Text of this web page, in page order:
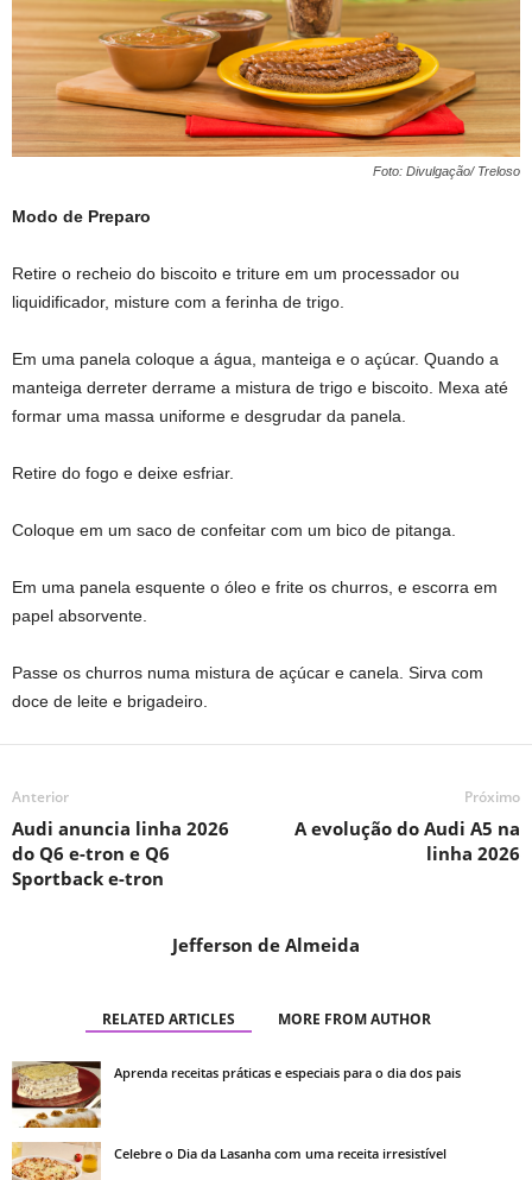
Foto: Divulgação/ Treloso
Modo de Preparo
Retire o recheio do biscoito e triture em um processador ou
liquidificador, misture com a ferinha de trigo.
Em uma panela coloque a água, manteiga e o açúcar. Quando a
manteiga derreter derrame a mistura de trigo e biscoito. Mexa até
formar uma massa uniforme e desgrudar da panela.
Retire do fogo e deixe esfriar.
Coloque em um saco de confeitar com um bico de pitanga.
Em uma panela esquente o óleo e frite os churros, e escorra em
papel absorvente.
Passe os churros numa mistura de açúcar e canela. Sirva com
doce de leite e brigadeiro.
Anterior
Audi anuncia linha 2026
do Q6 e-tron e Q6
Sportback e-tron
Próximo
A evolução do Audi A5 na
linha 2026
Jefferson de Almeida
RELATED ARTICLES MORE FROM AUTHOR
Aprenda receitas práticas e especiais para o dia dos pais
Celebre o Dia da Lasanha com uma receita irresistível